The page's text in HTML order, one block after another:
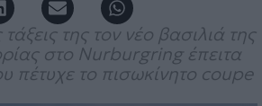
της τον νέο βασιλιά της
στο Nurburgring έπειτα
πέτυχε το πισωκίνητο coupe